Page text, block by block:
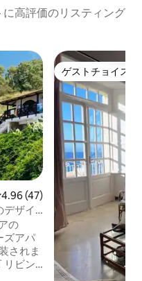
高評価のリスティング
ビュー47件、5つ星中4.96つ
4.96 (47)
デザイ
の
ズアパ
されま
い
ゲストチョイス
ゲストチョイス